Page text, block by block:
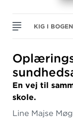
KIG I BOGEN
En vej til
skole.
Line Majse